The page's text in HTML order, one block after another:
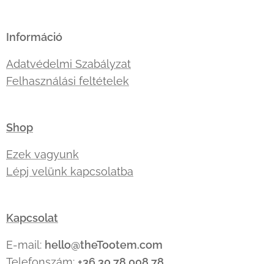
Információ
Adatvédelmi Szabályzat
Felhasználási feltételek
Shop
Ezek vagyunk
Lépj velünk kapcsolatba
Kapcsolat
E-mail: hello@theTootem.com